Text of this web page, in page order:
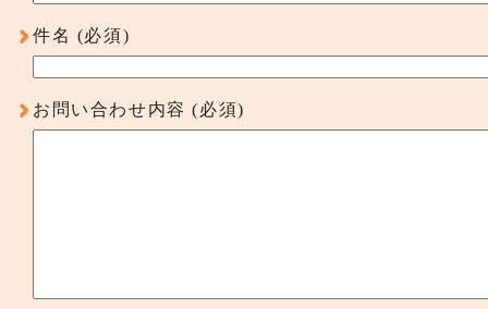
件名 (必須)
お問い合わせ内容 (必須)